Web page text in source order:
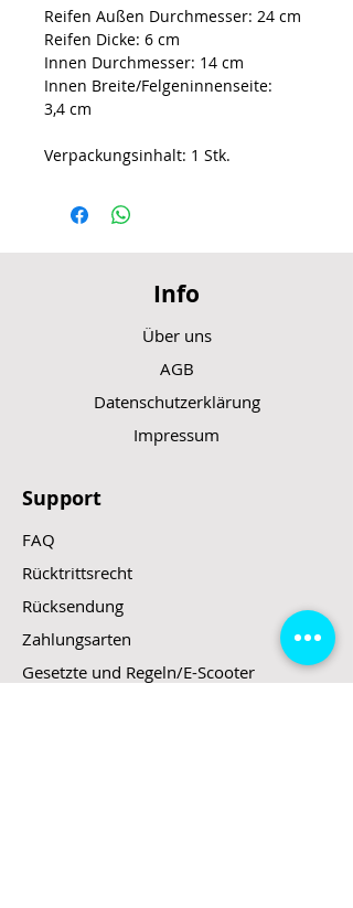
Reifen Außen Durchmesser: 24 cm
Reifen Dicke: 6 cm
Innen Durchmesser: 14 cm
Innen Breite/Felgeninnenseite:
3,4 cm
Verpackungsinhalt: 1 Stk.
Info
Über uns
AGB
Datenschutzerklärung
Impressum
Support
FAQ
Rücktrittsrecht
Rücksendung
Zahlungsarten
Gesetzte und Regeln/E-Scooter